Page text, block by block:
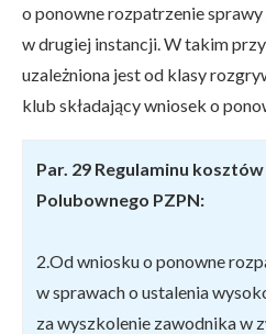
o ponowne rozpatrzenie
w drugiej instancji. W takim
uzależniona jest od klasy
klub składający wniosek o
Par. 29 Regulaminu
Polubownego PZPN:
2.Od wniosku o ponowne
w sprawach o ustalenia
za wyszkolenie zawodnika w